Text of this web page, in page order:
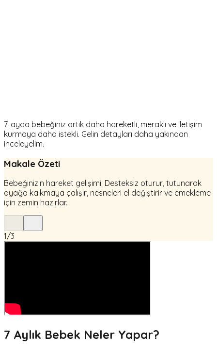
7. ayda bebeğiniz artık daha hareketli, meraklı ve iletişim
kurmaya daha istekli. Gelin detayları daha yakından
inceleyelim.
Makale Özeti
Bebeğinizin hareket gelişimi: Desteksiz oturur, tutunarak
ayağa kalkmaya çalışır, nesneleri el değiştirir ve emekleme
için zemin hazırlar.
1/3
7 Aylık Bebek Neler Yapar?